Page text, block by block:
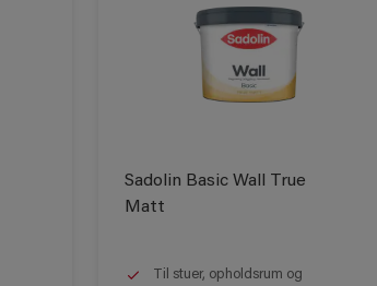
Sadolin Basic Wall True
Matt
Til stuer, opholdsrum og